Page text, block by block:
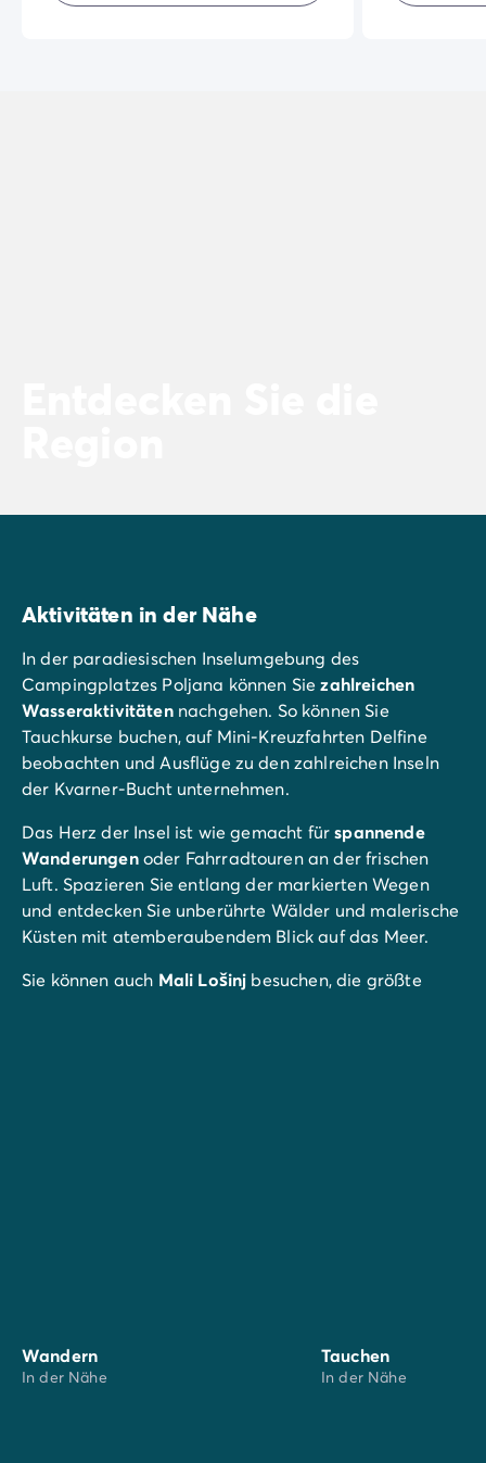
Aktivitäten in der Nähe
In der paradiesischen Inselumgebung des
Campingplatzes Poljana können Siezahlreichen
Wasseraktivitätennachgehen. So können Sie
Tauchkurse buchen, auf Mini-Kreuzfahrten Delfine
beobachten und Ausflüge zu den zahlreichen Inseln
der Kvarner-Bucht unternehmen.
Das Herz der Insel ist wie gemacht fürspannende
Wanderungenoder Fahrradtouren an der frischen
Luft. Spazieren Sie entlang der markierten Wegen
und entdecken Sie unberührte Wälder und malerische
Küsten mit atemberaubendem Blick auf das Meer.
Sie können auch Mali Lošinj besuchen, die größte
Wandern
In der Nähe
Tauchen
In der Nähe